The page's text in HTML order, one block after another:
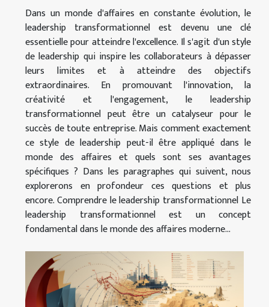
Dans un monde d'affaires en constante évolution, le
leadership transformationnel est devenu une clé
essentielle pour atteindre l'excellence. Il s'agit d'un style
de leadership qui inspire les collaborateurs à dépasser
leurs limites et à atteindre des objectifs
extraordinaires. En promouvant l'innovation, la
créativité et l'engagement, le leadership
transformationnel peut être un catalyseur pour le
succès de toute entreprise. Mais comment exactement
ce style de leadership peut-il être appliqué dans le
monde des affaires et quels sont ses avantages
spécifiques ? Dans les paragraphes qui suivent, nous
explorerons en profondeur ces questions et plus
encore. Comprendre le leadership transformationnel Le
leadership transformationnel est un concept
fondamental dans le monde des affaires moderne...